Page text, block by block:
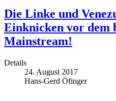
Die Linke und
Einknicken vor dem
Mainstream!
Details
24. August 2017
Hans-Gerd Öfinger